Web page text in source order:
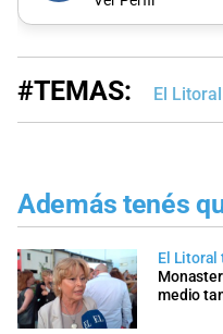
#TEMAS: El Litoral
Además tenés
El Litoral
medio